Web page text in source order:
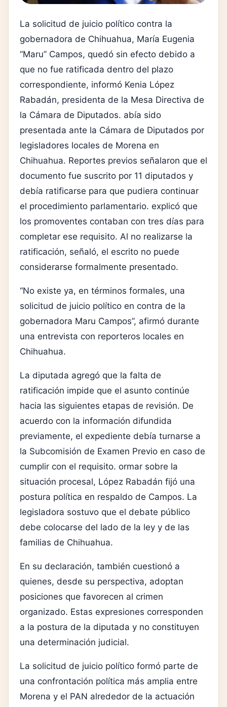
La solicitud de juicio político contra la
gobernadora de Chihuahua, María Eugenia
“Maru” Campos, quedó sin efecto debido a
que no fue ratificada dentro del plazo
correspondiente, informó Kenia López
Rabadán, presidenta de la Mesa Directiva de
la Cámara de Diputados. abía sido
presentada ante la Cámara de Diputados por
legisladores locales de Morena en
Chihuahua. Reportes previos señalaron que el
documento fue suscrito por 11 diputados y
debía ratificarse para que pudiera continuar
el procedimiento parlamentario. explicó que
los promoventes contaban con tres días para
completar ese requisito. Al no realizarse la
ratificación, señaló, el escrito no puede
considerarse formalmente presentado.
“No existe ya, en términos formales, una
solicitud de juicio político en contra de la
gobernadora Maru Campos”, afirmó durante
una entrevista con reporteros locales en
Chihuahua.
La diputada agregó que la falta de
ratificación impide que el asunto continúe
hacia las siguientes etapas de revisión. De
acuerdo con la información difundida
previamente, el expediente debía turnarse a
la Subcomisión de Examen Previo en caso de
cumplir con el requisito. ormar sobre la
situación procesal, López Rabadán fijó una
postura política en respaldo de Campos. La
legisladora sostuvo que el debate público
debe colocarse del lado de la ley y de las
familias de Chihuahua.
En su declaración, también cuestionó a
quienes, desde su perspectiva, adoptan
posiciones que favorecen al crimen
organizado. Estas expresiones corresponden
a la postura de la diputada y no constituyen
una determinación judicial.
La solicitud de juicio político formó parte de
una confrontación política más amplia entre
Morena y el PAN alrededor de la actuación